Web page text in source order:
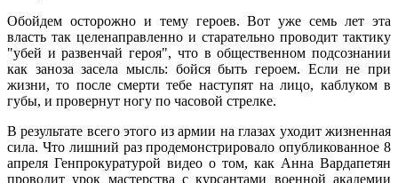
Обойдем осторожно и тему героев. Вот уже семь лет эта
власть так целенаправленно и старательно проводит тактику
"убей и развенчай героя", что в общественном подсознании
как заноза засела мысль: бойся быть героем. Если не при
жизни, то после смерти тебе наступят на лицо, каблуком в
губы, и провернут ногу по часовой стрелке.
В результате всего этого из армии на глазах уходит жизненная
сила. Что лишний раз продемонстрировало опубликованное 8
апреля Генпрокуратурой видео о том, как Анна Вардапетян
проводит урок мастерства с курсантами военной академии